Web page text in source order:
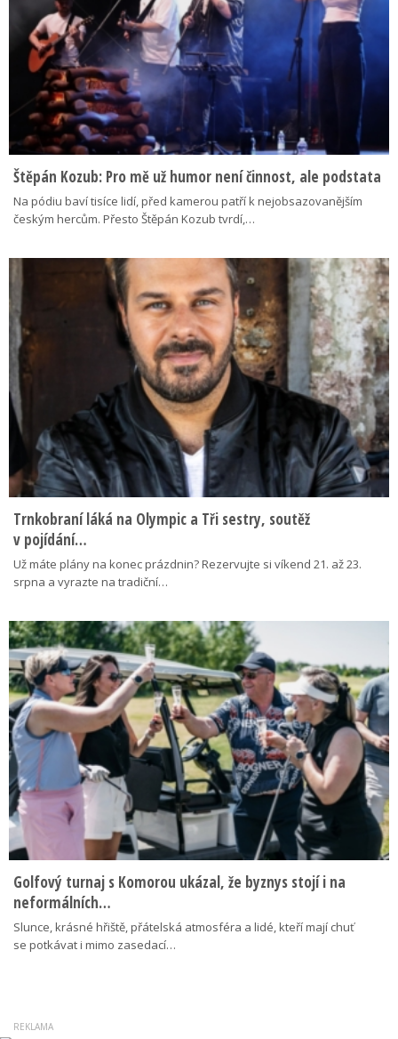
Štěpán Kozub: Pro mě už humor není činnost, ale podstata
Na pódiu baví tisíce lidí, před kamerou patří k nejobsazovanějším
českým hercům. Přesto Štěpán Kozub tvrdí,…
Trnkobraní láká na Olympic a Tři sestry, soutěž
v pojídání…
Už máte plány na konec prázdnin? Rezervujte si víkend 21. až 23.
srpna a vyrazte na tradiční…
Golfový turnaj s Komorou ukázal, že byznys stojí i na
neformálních…
Slunce, krásné hřiště, přátelská atmosféra a lidé, kteří mají chuť
se potkávat i mimo zasedací…